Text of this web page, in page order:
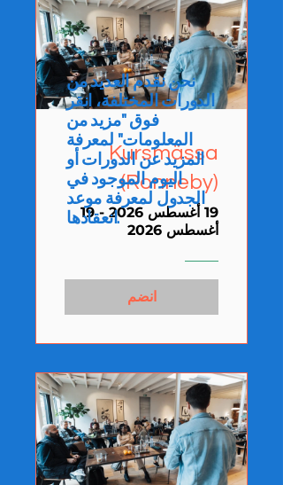
Kursmässa
(Ronneby)
19 أغسطس 2026 - 19
أغسطس 2026
انضم
نحن نقدم العديد من
الدورات المختلفة، انقر
فوق "مزيد من
المعلومات" لمعرفة
المزيد عن الدورات أو
اليوم الموجود في
الجدول لمعرفة موعد
انعقادها.